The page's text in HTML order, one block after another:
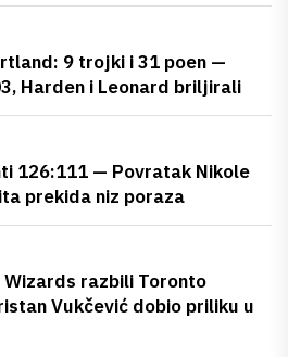
9 trojki i 31 poen —
Harden i Leonard briljirali
126:111 — Povratak Nikole
prekida niz poraza
Wizards razbili Toronto
Vukčević dobio priliku u